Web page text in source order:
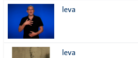
leva
leva